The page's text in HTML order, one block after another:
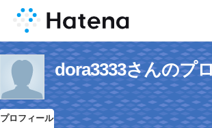
dora3333さんのプ
プロフィール